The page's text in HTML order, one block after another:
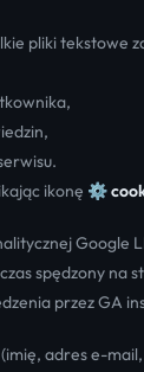
pliki tekstowe
ikonę ⚙
Google
spędzony
przez GA
adres e-